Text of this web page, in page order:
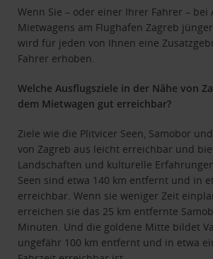
Wenn Sie – oder einer Ihrer Fahrer – bei
Mietwagens am Flughafen Zagreb
wird für jeden von Ihnen eine
Fahrer erhoben.
Welche Ausflugsziele in der Nähe von
dem Mietwagen gut erreichbar?
Ziele wie die Plitvicer Seen, Samobor
von Zagreb aus leicht erreichbar und
Landschaften und kulturelle
Seen sind etwa 140 km entfernt und in
erreichbar. Wenn sie weniger Zeit
erreichen sie das 25 km entfernte
Minuten. Und die goldene Mitte bildet
ungefähr 100 km entfernt und in etwa